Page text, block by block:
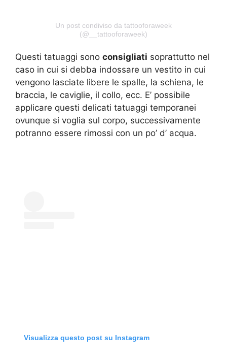
Un post condiviso da tattooforaweek
(@__tattooforaweek)
Questi tatuaggi sono consigliati soprattutto nel
caso in cui si debba indossare un vestito in cui
vengono lasciate libere le spalle, la schiena, le
braccia, le caviglie, il collo, ecc. E’ possibile
applicare questi delicati tatuaggi temporanei
ovunque si voglia sul corpo, successivamente
potranno essere rimossi con un po’ d’ acqua.
Visualizza questo post su Instagram